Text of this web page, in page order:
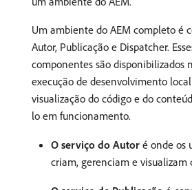
Um ambiente do AEM completo é
Autor, Publicação e Dispatcher.
componentes são disponibilizados
execução de desenvolvimento
visualização do código e do
lo em funcionamento.
O serviço do Autor é onde os
criam, gerenciam e visualizam